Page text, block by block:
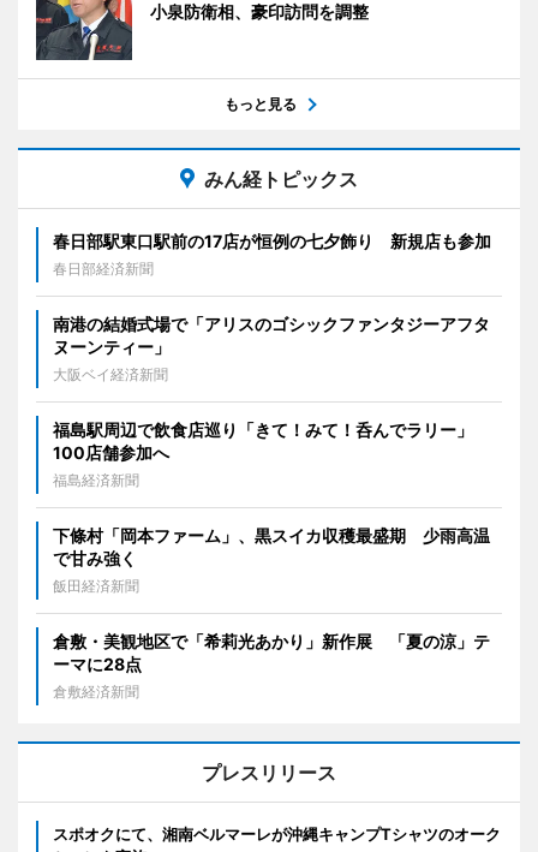
小泉防衛相、豪印訪問を調整
もっと見る
みん経トピックス
春日部駅東口駅前の17店が恒例の七夕飾り 新規店も参加
春日部経済新聞
南港の結婚式場で「アリスのゴシックファンタジーアフタ
ヌーンティー」
大阪ベイ経済新聞
福島駅周辺で飲食店巡り「きて！みて！呑んでラリー」
100店舗参加へ
福島経済新聞
下條村「岡本ファーム」、黒スイカ収穫最盛期 少雨高温
で甘み強く
飯田経済新聞
倉敷・美観地区で「希莉光あかり」新作展 「夏の涼」テ
ーマに28点
倉敷経済新聞
プレスリリース
スポオクにて、湘南ベルマーレが沖縄キャンプTシャツのオーク